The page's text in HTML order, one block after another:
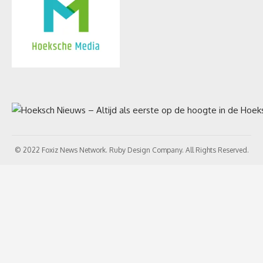
© 2022 Foxiz News Network. Ruby Design Company. All Rights Reserved.